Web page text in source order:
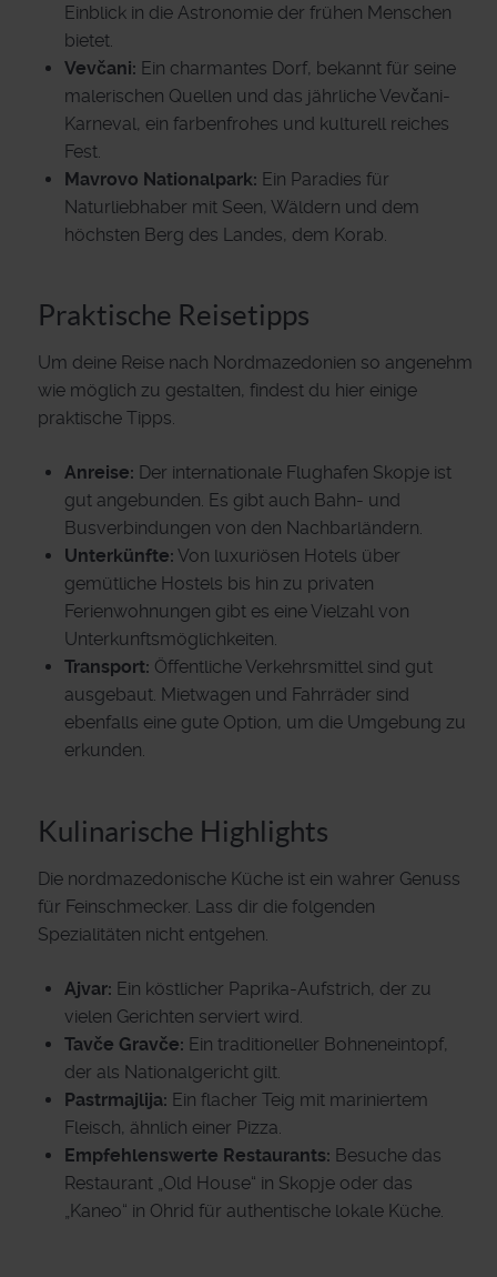
Einblick in die Astronomie der frühen Menschen
bietet.
Vevčani: Ein charmantes Dorf, bekannt für seine
malerischen Quellen und das jährliche Vevčani-
Karneval, ein farbenfrohes und kulturell reiches
Fest.
Mavrovo Nationalpark: Ein Paradies für
Naturliebhaber mit Seen, Wäldern und dem
höchsten Berg des Landes, dem Korab.
Praktische Reisetipps
Um deine Reise nach Nordmazedonien so angenehm
wie möglich zu gestalten, findest du hier einige
praktische Tipps.
Anreise: Der internationale Flughafen Skopje ist
gut angebunden. Es gibt auch Bahn- und
Busverbindungen von den Nachbarländern.
Unterkünfte: Von luxuriösen Hotels über
gemütliche Hostels bis hin zu privaten
Ferienwohnungen gibt es eine Vielzahl von
Unterkunftsmöglichkeiten.
Transport: Öffentliche Verkehrsmittel sind gut
ausgebaut. Mietwagen und Fahrräder sind
ebenfalls eine gute Option, um die Umgebung zu
erkunden.
Kulinarische Highlights
Die nordmazedonische Küche ist ein wahrer Genuss
für Feinschmecker. Lass dir die folgenden
Spezialitäten nicht entgehen.
Ajvar: Ein köstlicher Paprika-Aufstrich, der zu
vielen Gerichten serviert wird.
Tavče Gravče: Ein traditioneller Bohneneintopf,
der als Nationalgericht gilt.
Pastrmajlija: Ein flacher Teig mit mariniertem
Fleisch, ähnlich einer Pizza.
Empfehlenswerte Restaurants: Besuche das
Restaurant „Old House“ in Skopje oder das
„Kaneo“ in Ohrid für authentische lokale Küche.